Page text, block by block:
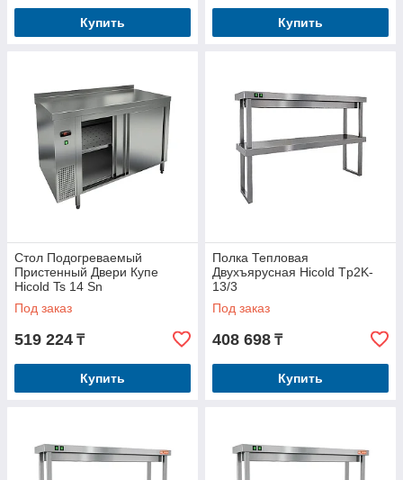
Купить Купить
Стол Подогреваемый
Пристенный Двери Купе
Hicold Ts 14 Sn
Под заказ
519 224 ₸
Купить
Полка Тепловая
Двухъярусная Hicold Tp2K-
13/3
Под заказ
408 698 ₸
Купить